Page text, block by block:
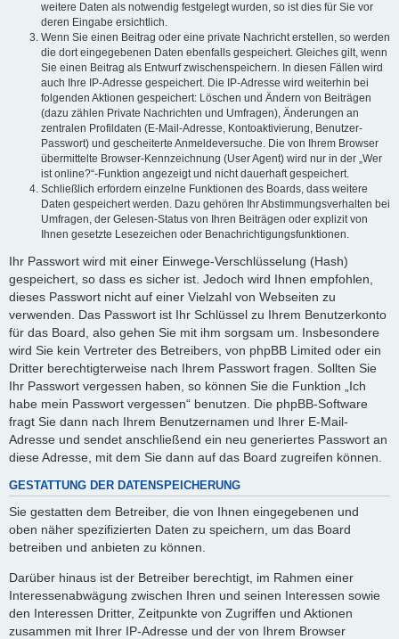
weitere Daten als notwendig festgelegt wurden, so ist dies für Sie vor
deren Eingabe ersichtlich.
Wenn Sie einen Beitrag oder eine private Nachricht erstellen, so werden
die dort eingegebenen Daten ebenfalls gespeichert. Gleiches gilt, wenn
Sie einen Beitrag als Entwurf zwischenspeichern. In diesen Fällen wird
auch Ihre IP-Adresse gespeichert. Die IP-Adresse wird weiterhin bei
folgenden Aktionen gespeichert: Löschen und Ändern von Beiträgen
(dazu zählen Private Nachrichten und Umfragen), Änderungen an
zentralen Profildaten (E-Mail-Adresse, Kontoaktivierung, Benutzer-
Passwort) und gescheiterte Anmeldeversuche. Die von Ihrem Browser
übermittelte Browser-Kennzeichnung (User Agent) wird nur in der „Wer
ist online?“-Funktion angezeigt und nicht dauerhaft gespeichert.
Schließlich erfordern einzelne Funktionen des Boards, dass weitere
Daten gespeichert werden. Dazu gehören Ihr Abstimmungsverhalten bei
Umfragen, der Gelesen-Status von Ihren Beiträgen oder explizit von
Ihnen gesetzte Lesezeichen oder Benachrichtigungsfunktionen.
Ihr Passwort wird mit einer Einwege-Verschlüsselung (Hash)
gespeichert, so dass es sicher ist. Jedoch wird Ihnen empfohlen,
dieses Passwort nicht auf einer Vielzahl von Webseiten zu
verwenden. Das Passwort ist Ihr Schlüssel zu Ihrem Benutzerkonto
für das Board, also gehen Sie mit ihm sorgsam um. Insbesondere
wird Sie kein Vertreter des Betreibers, von phpBB Limited oder ein
Dritter berechtigterweise nach Ihrem Passwort fragen. Sollten Sie
Ihr Passwort vergessen haben, so können Sie die Funktion „Ich
habe mein Passwort vergessen“ benutzen. Die phpBB-Software
fragt Sie dann nach Ihrem Benutzernamen und Ihrer E-Mail-
Adresse und sendet anschließend ein neu generiertes Passwort an
diese Adresse, mit dem Sie dann auf das Board zugreifen können.
GESTATTUNG DER DATENSPEICHERUNG
Sie gestatten dem Betreiber, die von Ihnen eingegebenen und
oben näher spezifizierten Daten zu speichern, um das Board
betreiben und anbieten zu können.
Darüber hinaus ist der Betreiber berechtigt, im Rahmen einer
Interessenabwägung zwischen Ihren und seinen Interessen sowie
den Interessen Dritter, Zeitpunkte von Zugriffen und Aktionen
zusammen mit Ihrer IP-Adresse und der von Ihrem Browser